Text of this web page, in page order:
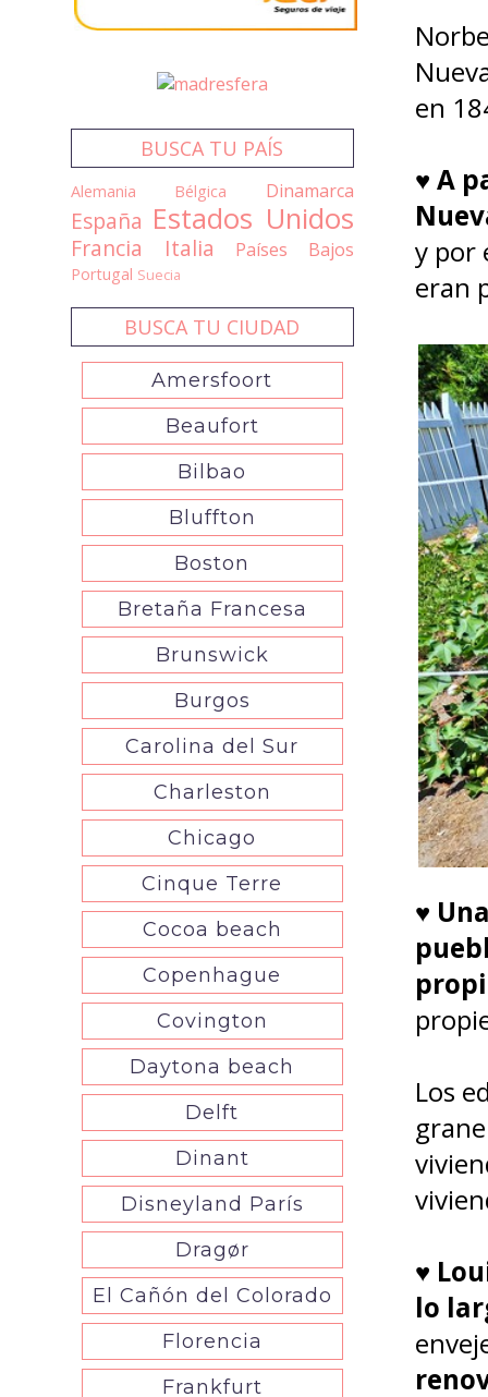
en
♥ A
y por
eran
♥
Los
♥
lo
BUSCA TU PAÍS
Alemania Bélgica Dinamarca
España Estados Unidos
Francia Italia Países Bajos
Portugal Suecia
BUSCA TU CIUDAD
Amersfoort
Beaufort
Bilbao
Bluffton
Boston
Bretaña Francesa
Brunswick
Burgos
Carolina del Sur
Charleston
Chicago
Cinque Terre
Cocoa beach
Copenhague
Covington
Daytona beach
Delft
Dinant
Disneyland París
Dragør
El Cañón del Colorado
Florencia
Frankfurt